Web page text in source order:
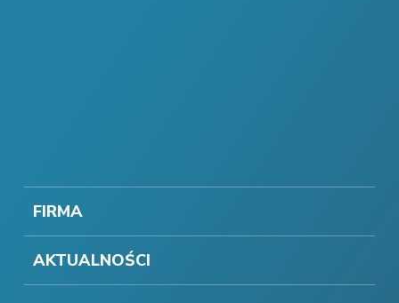
FIRMA
AKTUALNOŚCI